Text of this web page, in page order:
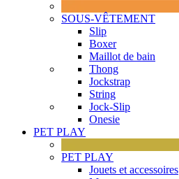
SOUS-VÊTEMENT
Slip
Boxer
Maillot de bain
Thong
Jockstrap
String
Jock-Slip
Onesie
PET PLAY
PET PLAY
Jouets et accessoires